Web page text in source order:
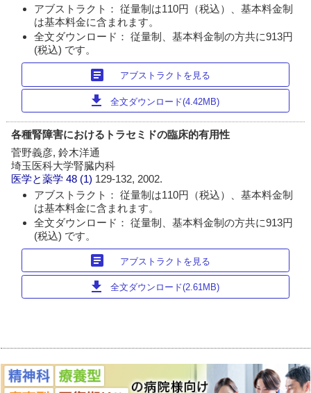
アブストラクト： 従量制は110円（税込）、基本料金制
は基本料金に含まれます。
全文ダウンロード： 従量制、基本料金制の方共に913円
(税込) です。
article アブストラクトを見る
download 全文ダウンロード(4.42MB)
各種腎障害におけるトラセミドの臨床的有用性
菅野義彦, 鈴木洋通
埼玉医科大学腎臓内科
医学と薬学 48 (1) 129-132, 2002.
アブストラクト： 従量制は110円（税込）、基本料金制
は基本料金に含まれます。
全文ダウンロード： 従量制、基本料金制の方共に913円
(税込) です。
article アブストラクトを見る
download 全文ダウンロード(2.61MB)